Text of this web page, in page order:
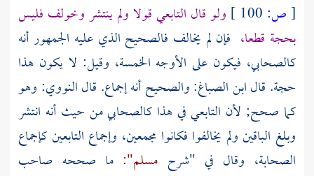
[ص:
ولو قال التابعي قولا ولم ينتشر وخولف فليس
بحجة قطعا، فإن لم يخالف فالصحيح الذي عليه الجمهور أنه
كالصحابي، فيكون على الأوجه الخمسة، وقيل: لا يكون هذا
حجة. قالابن الصباغ:والصحيح أنه إجماع. قالالنووي: وهو
كما صحح; لأن التابعي في هذا كالصحابي من حيث أنه انتشر
وبلغ الباقين ولم يخالفوا فكانوا مجمعين، وإجماع التابعين كإجماع
الصحابة، وقال في "شرح مسلم":ما صححه صاحب